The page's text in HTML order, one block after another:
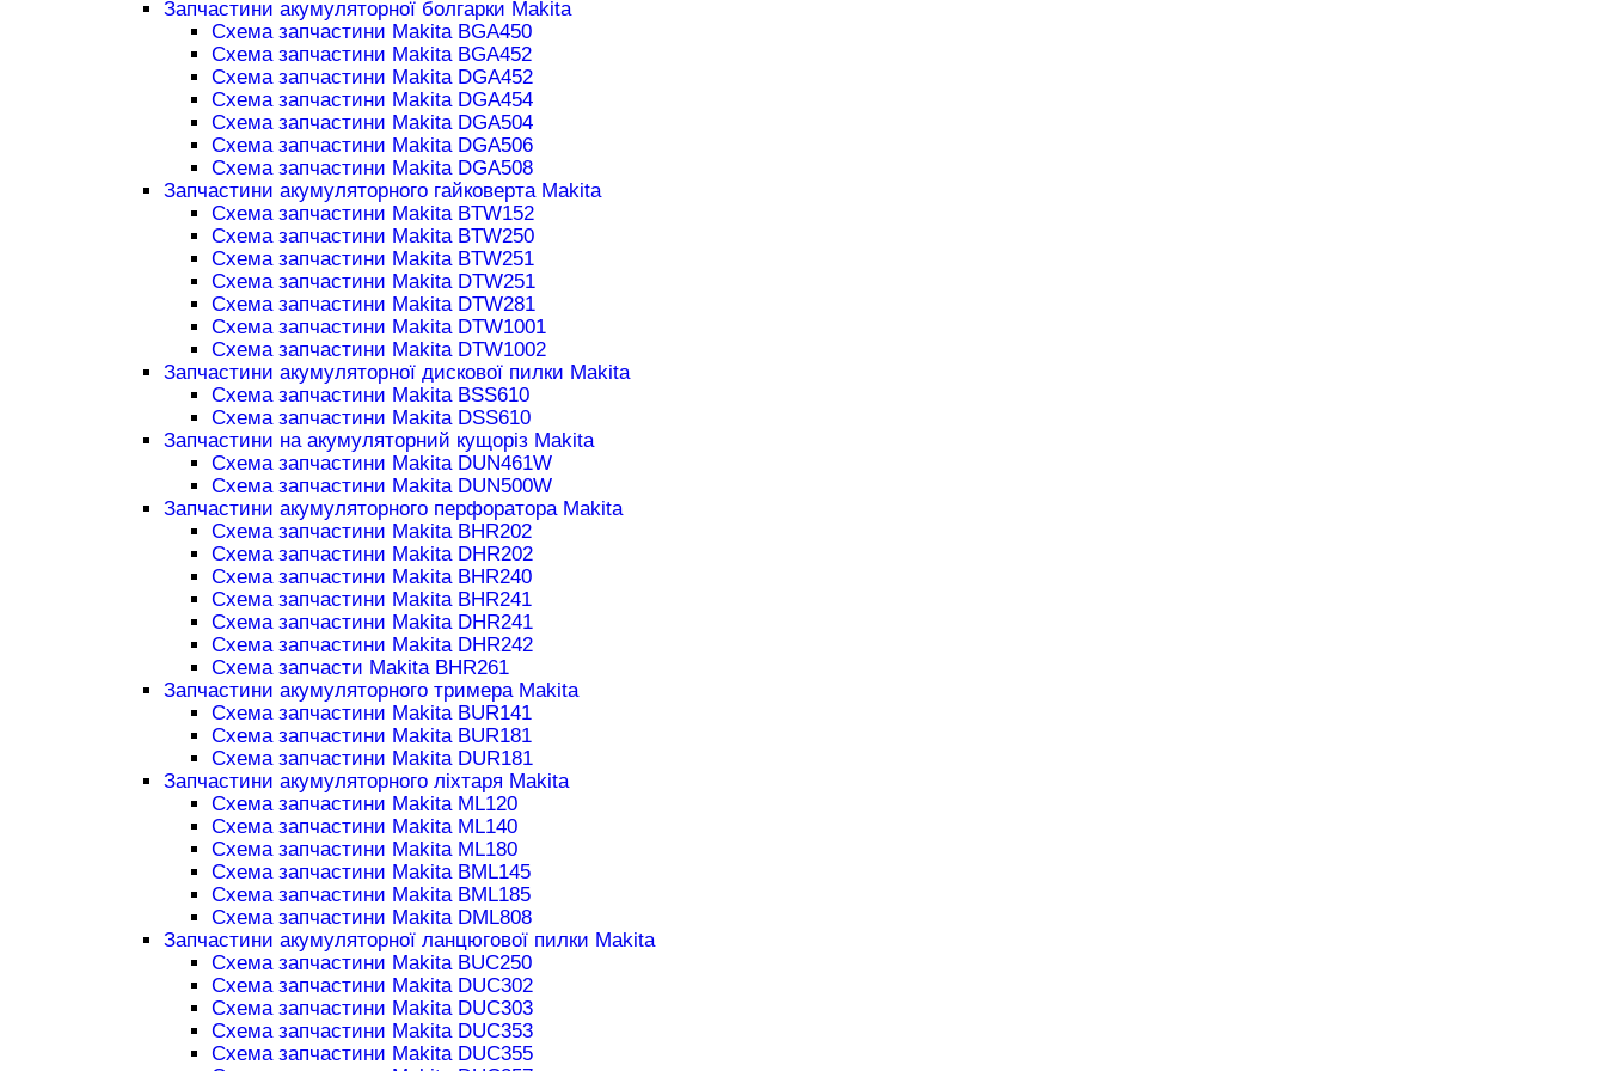
Запчастини акумуляторної болгарки Makita
Схема запчастини Makita BGA450
Схема запчастини Makita BGA452
Схема запчастини Makita DGA452
Схема запчастини Makita DGA454
Схема запчастини Makita DGA504
Схема запчастини Makita DGA506
Схема запчастини Makita DGA508
Запчастини акумуляторного гайковерта Makita
Схема запчастини Makita BTW152
Схема запчастини Makita BTW250
Схема запчастини Makita BTW251
Схема запчастини Makita DTW251
Схема запчастини Makita DTW281
Схема запчастини Makita DTW1001
Схема запчастини Makita DTW1002
Запчастини акумуляторної дискової пилки Makita
Схема запчастини Makita BSS610
Схема запчастини Makita DSS610
Запчастини на акумуляторний кущоріз Makita
Схема запчастини Makita DUN461W
Схема запчастини Makita DUN500W
Запчастини акумуляторного перфоратора Makita
Схема запчастини Makita BHR202
Схема запчастини Makita DHR202
Схема запчастини Makita BHR240
Схема запчастини Makita BHR241
Схема запчастини Makita DHR241
Схема запчастини Makita DHR242
Схема запчасти Makita BHR261
Запчастини акумуляторного тримера Makita
Схема запчастини Makita BUR141
Схема запчастини Makita BUR181
Схема запчастини Makita DUR181
Запчастини акумуляторного ліхтаря Makita
Схема запчастини Makita ML120
Схема запчастини Makita ML140
Схема запчастини Makita ML180
Схема запчастини Makita BML145
Схема запчастини Makita BML185
Схема запчастини Makita DML808
Запчастини акумуляторної ланцюгової пилки Makita
Схема запчастини Makita BUC250
Схема запчастини Makita DUC302
Схема запчастини Makita DUC303
Схема запчастини Makita DUC353
Схема запчастини Makita DUC355